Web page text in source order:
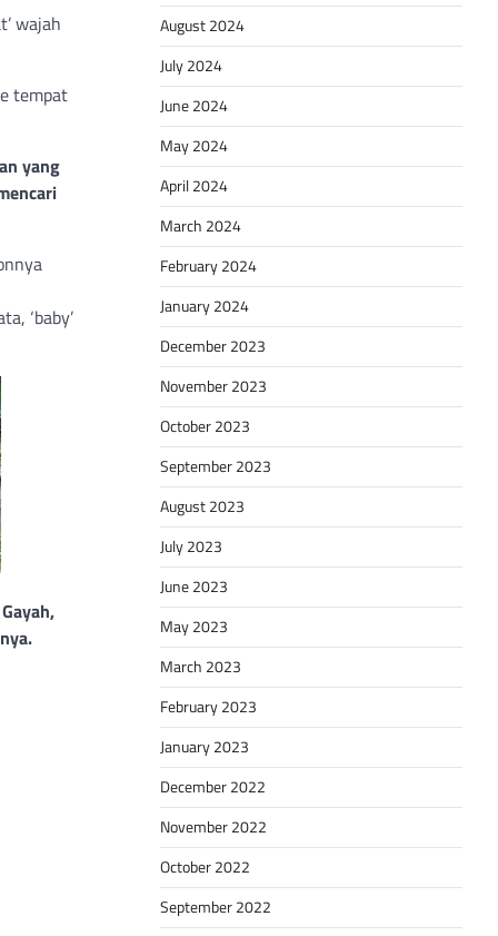
wajah
tempat
yang
‘baby’
August 2024
July 2024
June 2024
May 2024
April 2024
March 2024
February 2024
January 2024
December 2023
November 2023
October 2023
September 2023
August 2023
July 2023
June 2023
May 2023
March 2023
February 2023
January 2023
December 2022
November 2022
October 2022
September 2022